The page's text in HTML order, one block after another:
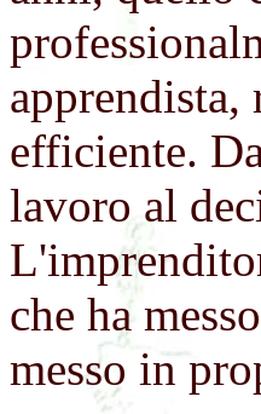
apprendista,
efficiente.
lavoro al
che ha
messo in